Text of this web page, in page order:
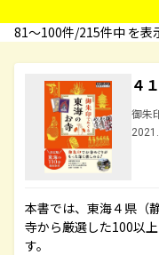
81〜100件/215件中 を表
４
御朱
本書では、東海４県（
寺から厳選した100以
す。